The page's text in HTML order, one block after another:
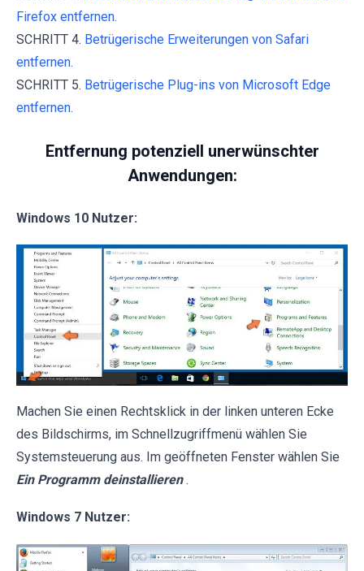
Firefox entfernen.
SCHRITT 4. Betrügerische Erweiterungen von Safari
entfernen.
SCHRITT 5. Betrügerische Plug-ins von Microsoft Edge
entfernen.
Entfernung potenziell unerwünschter
Anwendungen:
Windows 10 Nutzer:
Machen Sie einen Rechtsklick in der linken unteren Ecke
des Bildschirms, im Schnellzugriffmenü wählen Sie
Systemsteuerung aus. Im geöffneten Fenster wählen Sie
Ein Programm deinstallieren .
Windows 7 Nutzer: